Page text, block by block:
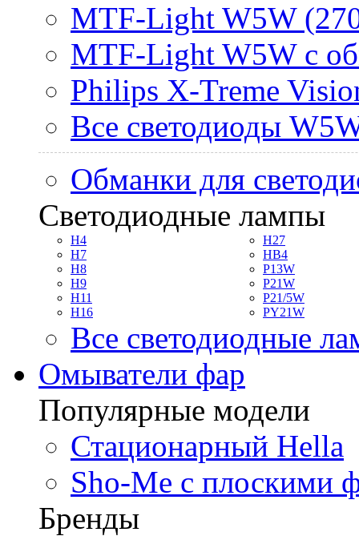
MTF-Light W5W
MTF-Light W5W с
Philips X-Treme
Все светодиоды
Обманки для
Светодиодные лампы
H4
H7
H8
H9
H11
H16
H27
HB4
P13W
P21W
P21/5W
PY21W
Все светодиодные
Омыватели фар
Популярные модели
Стационарный Hella
Sho-Me с плоскими
Бренды